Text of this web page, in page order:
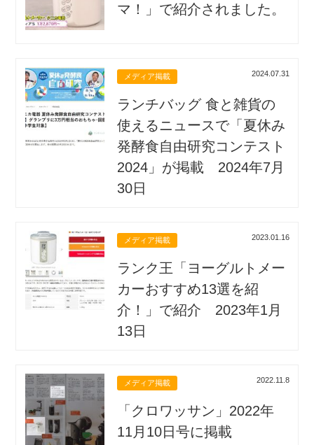
マ！」で紹介されました。
メディア掲載 2024.07.31
ランチバッグ 食と雑貨の
使えるニュースで「夏休み
発酵食自由研究コンテスト
2024」が掲載 2024年7月
30日
メディア掲載 2023.01.16
ランク王「ヨーグルトメー
カーおすすめ13選を紹
介！」で紹介 2023年1月
13日
メディア掲載 2022.11.8
「クロワッサン」2022年
11月10日号に掲載